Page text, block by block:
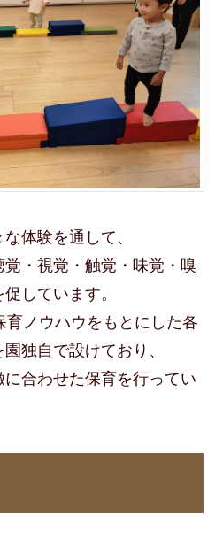
体験を通して、
・視覚・触覚・味覚・嗅
しています。
ノウハウをもとにした各
独自で設けており、
合わせた保育を行ってい